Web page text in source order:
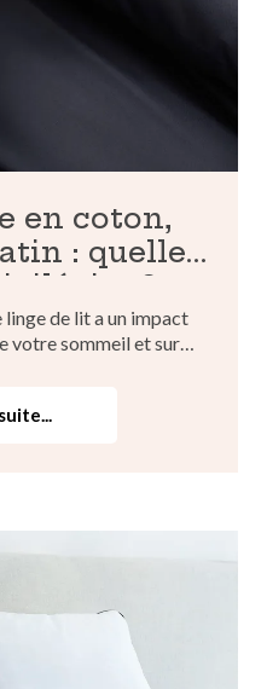
en coton,
: quelle
?
linge de lit a un impact
votre sommeil et sur
housse. Alors, drap-